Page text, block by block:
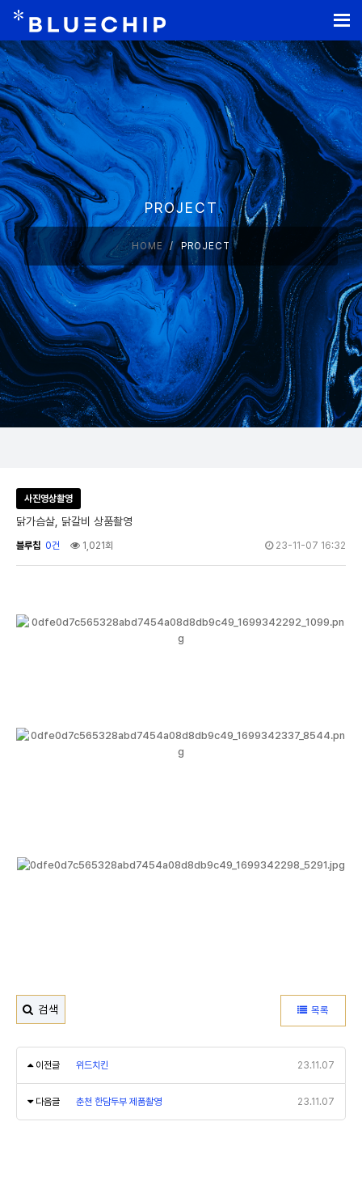
PROJECT
HOME PROJECT
사진영상촬영
닭가슴살, 닭갈비 상품촬영
블루칩 0건 1,021회 23-11-07 16:32
검색 목록
이전글 위드치킨 23.11.07
다음글 춘천 한담두부 제품촬영 23.11.07